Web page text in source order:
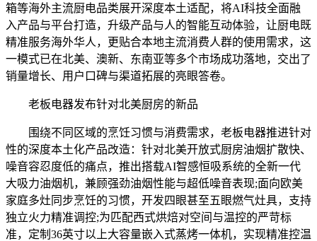
箱等海外主流厨电品类展开深度本土适配，将AI科技全面融
入产品与平台打造，升级产品与人的智能互动体验，让厨电既
精准服务海外华人，更贴合本地主流消费人群的使用需求，这
一模式已在北美、澳新、东南亚等多个市场成功落地，交出了
销量增长、用户口碑与渠道拓展的亮眼答卷。
老板电器发布针对北美厨房的新品
围绕不同区域的烹饪习惯与消费需求，老板电器推进针对
性的深度本土化产品改造：针对北美开放式厨房油烟扩散快、
噪音容忍度低的痛点，推出搭载AI智感恒吸系统的全新一代
大吸力油烟机，兼顾强劲油烟性能与超低噪音表现;面向欧美
家庭多灶同步烹饪的习惯，开发四眼甚至五眼燃气灶具，支持
独立火力精准调控;为匹配西式烘焙对空间与温控的严苛标
准，定制36英寸以上大容量嵌入式蒸烤一体机，实现精准控温